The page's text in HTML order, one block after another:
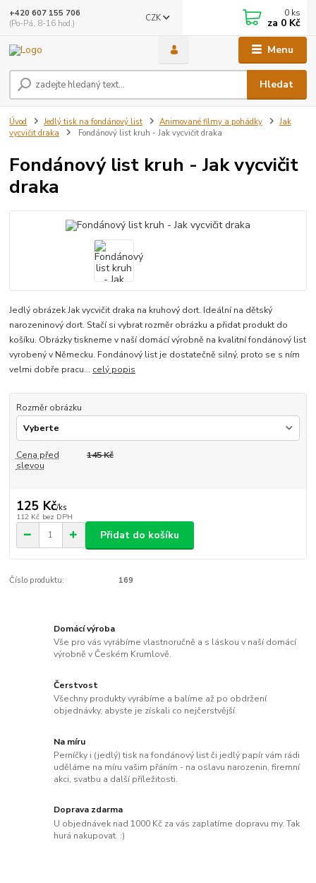
Menu
CZK
Hledat
+420 607 155 706
(Po-Pá, 8-16 hod.)
0 ks
za 0 Kč
Úvod Jedlý tisk na fondánový list Animované filmy a pohádky
Jak
vycvičit draka
Fondánový list kruh - Jak vycvičit draka
Fondánový list kruh - Jak vycvičit
draka
Jedlý obrázek Jak vycvičit draka na kruhový dort. Ideální na dětský
narozeninový dort. Stačí si vybrat rozměr obrázku a přidat produkt do
košíku. Obrázky tiskneme v naší domácí výrobně na kvalitní fondánový list
vyrobený v Německu. Fondánový list je dostatečně silný, proto se s ním
velmi dobře pracu... celý popis
Rozměr obrázku
Cena před
slevou
145 Kč
125 Kč/ks
112 Kč bez DPH
Přidat do košíku
Číslo produktu: 169
Domácí výroba
Vše pro vás vyrábíme vlastnoručně a s láskou v naší domácí
výrobně v Českém Krumlově.
Čerstvost
Všechny produkty vyrábíme a balíme až po obdržení
objednávky, abyste je získali co nejčerstvější.
Na míru
Perníčky i (jedlý) tisk na fondánový list či jedlý papír vám rádi
uděláme na míru vašim přáním - na oslavu narozenin, firemní
akci, svatbu a další příležitosti.
Doprava zdarma
U objednávek nad 1000 Kč za vás zaplatíme dopravu my. Tak
hurá nakupovat. :)